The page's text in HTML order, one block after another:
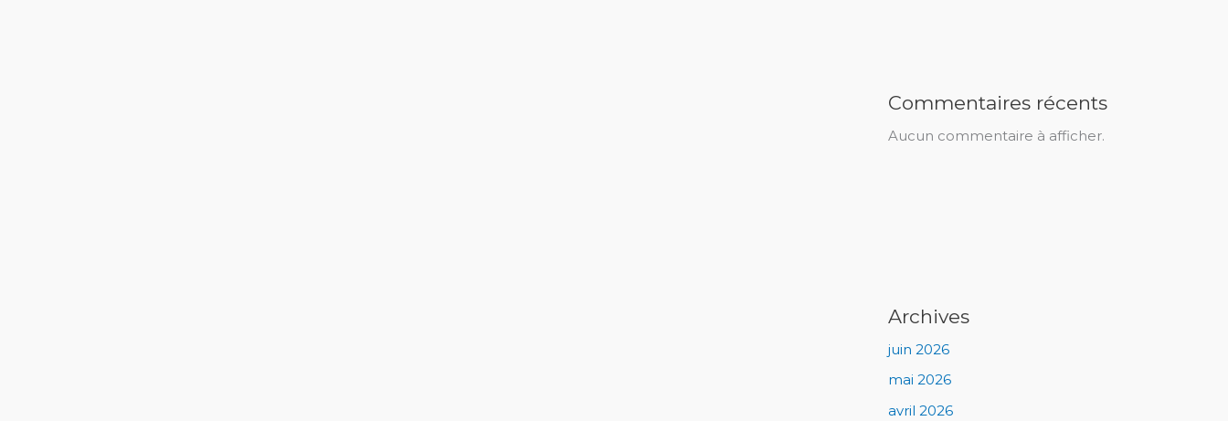
Commentaires récents
Aucun commentaire à afficher.
Archives
juin 2026
mai 2026
avril 2026